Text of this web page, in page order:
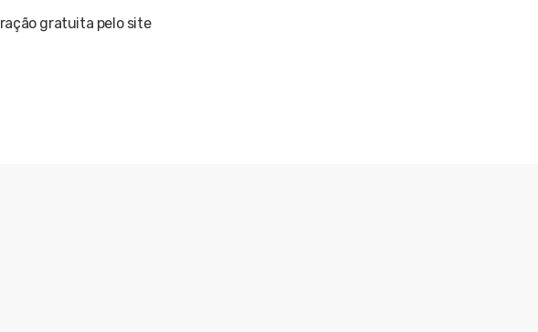
gratuita pelo site